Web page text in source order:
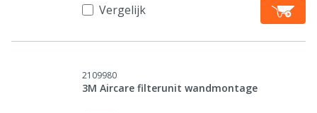
Vergelijk
2109980
3M Aircare filterunit wandmontage